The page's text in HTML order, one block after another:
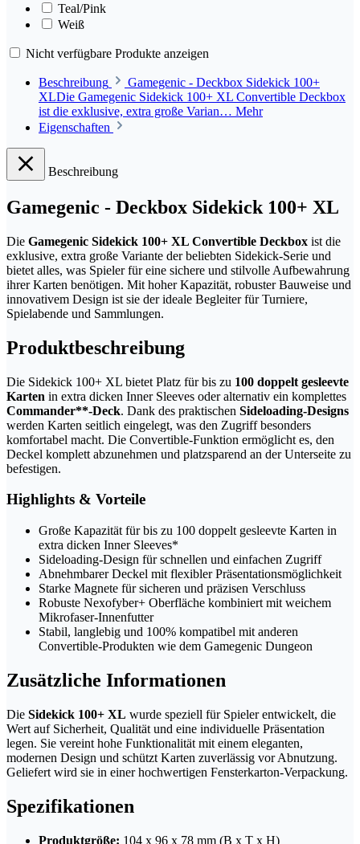
Teal/Pink
Weiß
Nicht verfügbare Produkte anzeigen
Beschreibung
Gamegenic - Deckbox Sidekick 100+
XLDie Gamegenic Sidekick 100+ XL Convertible Deckbox
ist die exklusive, extra große Varian… Mehr
Eigenschaften
Beschreibung
Gamegenic - Deckbox Sidekick 100+ XL
Die Gamegenic Sidekick 100+ XL Convertible Deckbox ist die
exklusive, extra große Variante der beliebten Sidekick-Serie und
bietet alles, was Spieler für eine sichere und stilvolle Aufbewahrung
ihrer Karten benötigen. Mit hoher Kapazität, robuster Bauweise und
innovativem Design ist sie der ideale Begleiter für Turniere,
Spielabende und Sammlungen.
Produktbeschreibung
Die Sidekick 100+ XL bietet Platz für bis zu 100 doppelt gesleevte
Karten in extra dicken Inner Sleeves oder alternativ ein komplettes
Commander**-Deck. Dank des praktischen Sideloading-Designs
werden Karten seitlich eingelegt, was den Zugriff besonders
komfortabel macht. Die Convertible-Funktion ermöglicht es, den
Deckel komplett abzunehmen und platzsparend an der Unterseite zu
befestigen.
Highlights & Vorteile
Große Kapazität für bis zu 100 doppelt gesleevte Karten in
extra dicken Inner Sleeves*
Sideloading-Design für schnellen und einfachen Zugriff
Abnehmbarer Deckel mit flexibler Präsentationsmöglichkeit
Starke Magnete für sicheren und präzisen Verschluss
Robuste Nexofyber+ Oberfläche kombiniert mit weichem
Mikrofaser-Innenfutter
Stabil, langlebig und 100% kompatibel mit anderen
Convertible-Produkten wie dem Gamegenic Dungeon
Zusätzliche Informationen
Die Sidekick 100+ XL wurde speziell für Spieler entwickelt, die
Wert auf Sicherheit, Qualität und eine individuelle Präsentation
legen. Sie vereint hohe Funktionalität mit einem eleganten,
modernen Design und schützt Karten zuverlässig vor Abnutzung.
Geliefert wird sie in einer hochwertigen Fensterkarton-Verpackung.
Spezifikationen
Produktgröße: 104 x 96 x 78 mm (B x T x H)